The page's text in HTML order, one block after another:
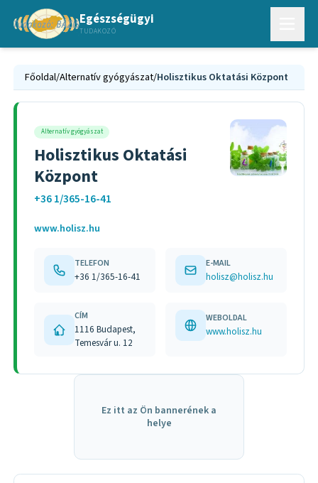
Egészségügyi
TUDAKOZÓ
Főoldal/Alternatív gyógyászat/Holisztikus Oktatási Központ
Alternatív gyógyászat
Holisztikus Oktatási
Központ
+36 1/365-16-41
www.holisz.hu
TELEFON
+36 1/365-16-41
E-MAIL
holisz@holisz.hu
CÍM
1116 Budapest,
Temesvár u. 12
WEBOLDAL
www.holisz.hu
Ez itt az Ön bannerének a
helye